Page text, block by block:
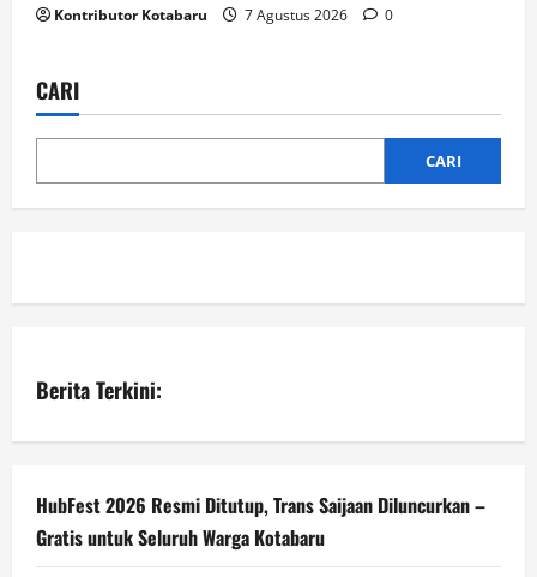
Kontributor Kotabaru 7 Agustus 2026 0
CARI
CARI
Berita Terkini:
HubFest 2026 Resmi Ditutup, Trans Saijaan Diluncurkan –
Gratis untuk Seluruh Warga Kotabaru